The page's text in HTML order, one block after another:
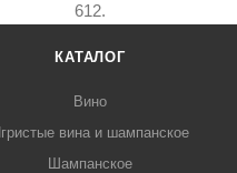
612.
КАТАЛОГ
Вино
вина и шампанское
Шампанское